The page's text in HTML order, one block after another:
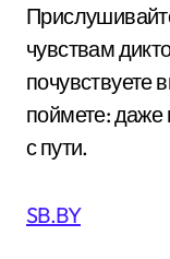
чувствам
почувствуете
поймете: даже
с пути.
SB.BY